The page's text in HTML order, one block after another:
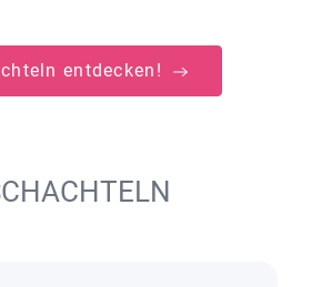
entdecken!